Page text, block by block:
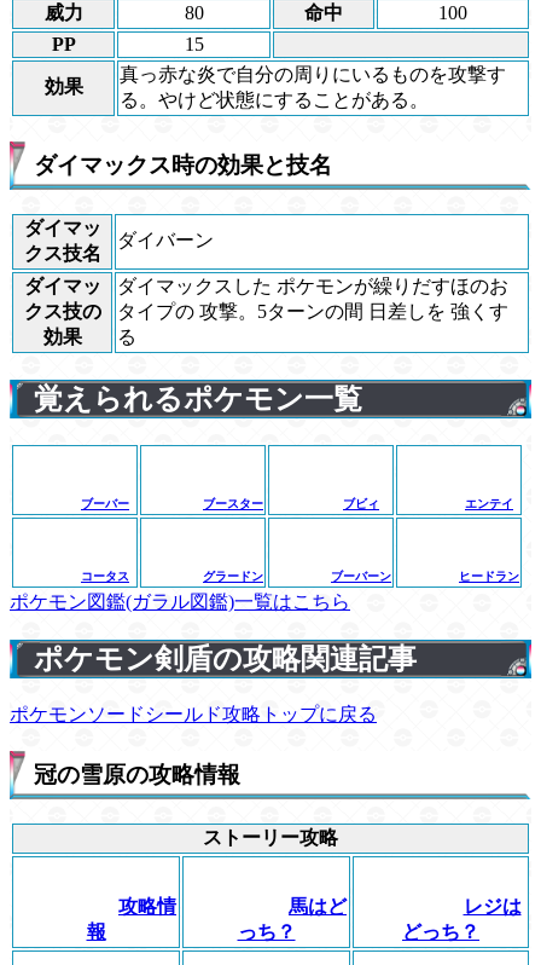
威力
80 命中
100
PP
15
効果
真っ赤な炎で自分の周りにいるものを攻撃す
る。やけど状態にすることがある。
ダイマックス時の効果と技名
ダイマッ
クス技名
ダイバーン
ダイマッ
クス技の
効果
ダイマックスした ポケモンが繰りだすほのお
タイプの 攻撃。5ターンの間 日差しを 強くす
る
覚えられるポケモン一覧
ブーバー ブースター ブビィ エンテイ
コータス グラードン ブーバーン ヒードラン
ポケモン図鑑(ガラル図鑑)一覧はこちら
ポケモン剣盾の攻略関連記事
ポケモンソードシールド攻略トップに戻る
冠の雪原の攻略情報
ストーリー攻略
攻略情
報
馬はど
っち？
レジは
どっち？